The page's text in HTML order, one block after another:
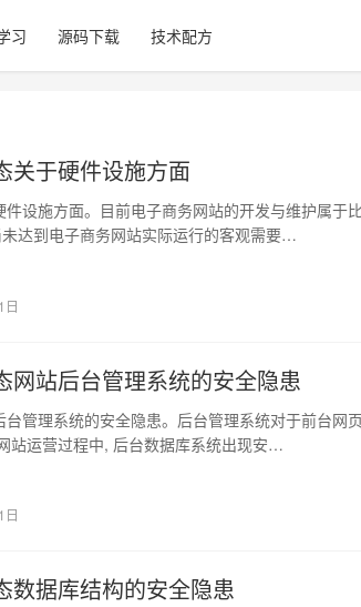
习 源码下载 技术配方
关于硬件设施方面
施方面。目前电子商务网站的开发与维护属于
达到电子商务网站实际运行的客观需要…
日
网站后台管理系统的安全隐患
理系统的安全隐患。后台管理系统对于前台网
站运营过程中, 后台数据库系统出现安…
日
数据库结构的安全隐患